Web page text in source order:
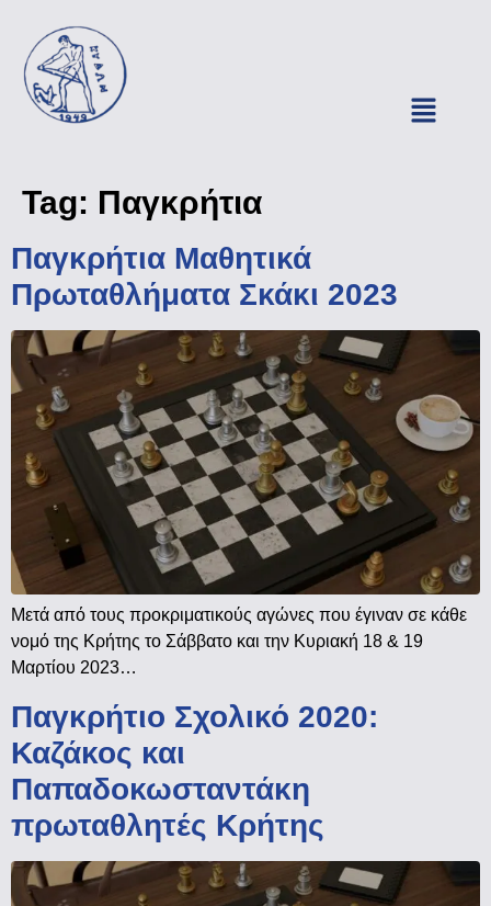
Tag: Παγκρήτια
Παγκρήτια Μαθητικά
Πρωταθλήματα Σκάκι 2023
Μετά από τους προκριματικούς αγώνες που έγιναν σε κάθε
νομό της Κρήτης το Σάββατο και την Κυριακή 18 & 19
Μαρτίου 2023…
Παγκρήτιο Σχολικό 2020:
Καζάκος και
Παπαδοκωσταντάκη
πρωταθλητές Κρήτης